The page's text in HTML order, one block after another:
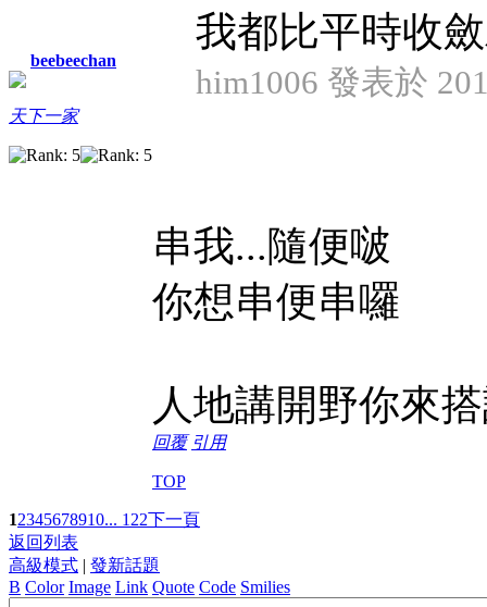
beebeechan
天下一家
我都比平時收
him1006 發表於
串我...隨便啵
你想串便串囉
人地講開野你來
回覆 引用
TOP
12345678910... 122下一頁
返回列表
高級模式 | 發新話題
B Color Image Link Quote Code Smilies